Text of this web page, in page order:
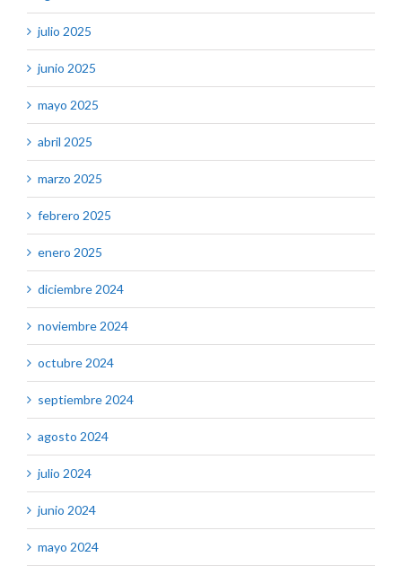
julio 2025
junio 2025
mayo 2025
abril 2025
marzo 2025
febrero 2025
enero 2025
diciembre 2024
noviembre 2024
octubre 2024
septiembre 2024
agosto 2024
julio 2024
junio 2024
mayo 2024